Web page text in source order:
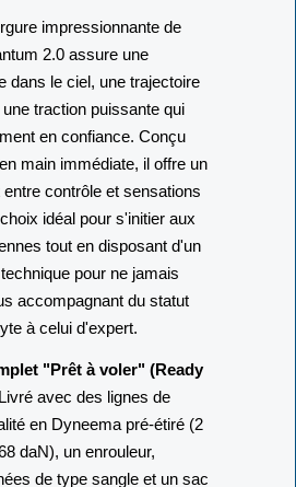
impressionnante de
2.0 assure une
dans le ciel, une trajectoire
traction puissante qui
en confiance. Conçu
main immédiate, il offre un
entre contrôle et sensations
idéal pour s'initier aux
tout en disposant d'un
pour ne jamais
accompagnant du statut
à celui d'expert.
"Prêt à voler" (Ready
Livré avec des lignes de
en Dyneema pré-étiré (2
daN), un enrouleur,
de type sangle et un sac